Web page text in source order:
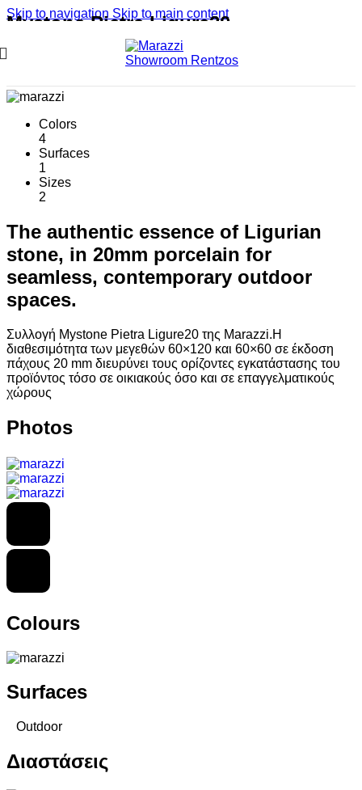
Skip to navigation Skip to main content
Mystone Pietra Ligure20
Stone Look - Floors 20 mm
Colors
4
Surfaces
1
Sizes
2
The authentic essence of Ligurian
stone, in 20mm porcelain for
seamless, contemporary outdoor
spaces.
Συλλογή Mystone Pietra Ligure20 της Marazzi.Η
διαθεσιμότητα των μεγεθών 60×120 και 60×60 σε έκδοση
πάχους 20 mm διευρύνει τους ορίζοντες εγκατάστασης του
προϊόντος τόσο σε οικιακούς όσο και σε επαγγελματικούς
χώρους
Photos
Colours
Surfaces
Outdoor
Διαστάσεις